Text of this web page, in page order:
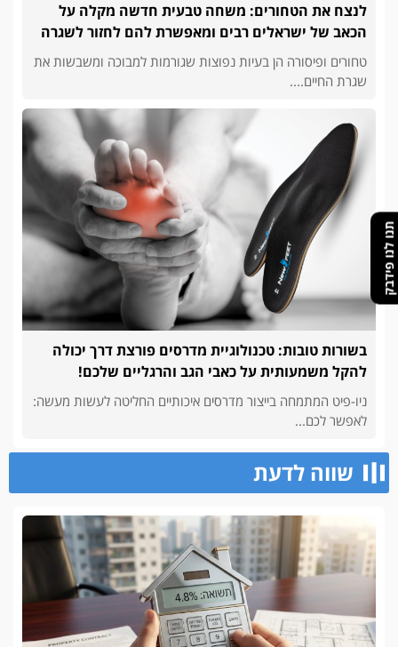
תנו לנו פידבק
לנצח את הטחורים: משחה טבעית חדשה מקלה על
הכאב של ישראלים רבים ומאפשרת להם לחזור לשגרה
טחורים ופיסורה הן בעיות נפוצות שגורמות למבוכה ומשבשות את
שגרת החיים....
בשורות טובות: טכנולוגיית מדרסים פורצת דרך יכולה
להקל משמעותית על כאבי הגב והרגליים שלכם!
ניו-פיט המתמחה בייצור מדרסים איכותיים החליטה לעשות מעשה:
לאפשר לכם...
שווה לדעת